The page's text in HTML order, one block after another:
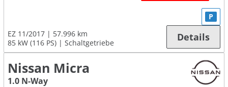
EZ 11/2017
57.996 km
85 kW (116 PS)
Schaltgetriebe
P
Details
Nissan Micra
1.0 N-Way